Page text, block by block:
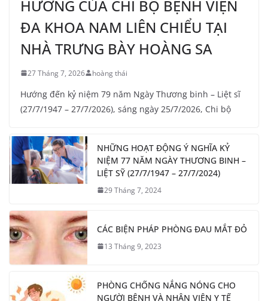
HƯƠNG CỦA CHI BỘ BỆNH VIỆN
ĐA KHOA NAM LIÊN CHIỂU TẠI
NHÀ TRƯNG BÀY HOÀNG SA
27 Tháng 7, 2026 hoàng thái
Hướng đến kỷ niệm 79 năm Ngày Thương binh – Liệt sĩ
(27/7/1947 – 27/7/2026), sáng ngày 25/7/2026, Chi bộ
NHỮNG HOẠT ĐỘNG Ý NGHĨA KỶ
NIỆM 77 NĂM NGÀY THƯƠNG BINH –
LIỆT SỸ (27/7/1947 – 27/7/2024)
29 Tháng 7, 2024
CÁC BIỆN PHÁP PHÒNG ĐAU MẮT ĐỎ
13 Tháng 9, 2023
PHÒNG CHỐNG NẮNG NÓNG CHO
NGƯỜI BỆNH VÀ NHÂN VIÊN Y TẾ